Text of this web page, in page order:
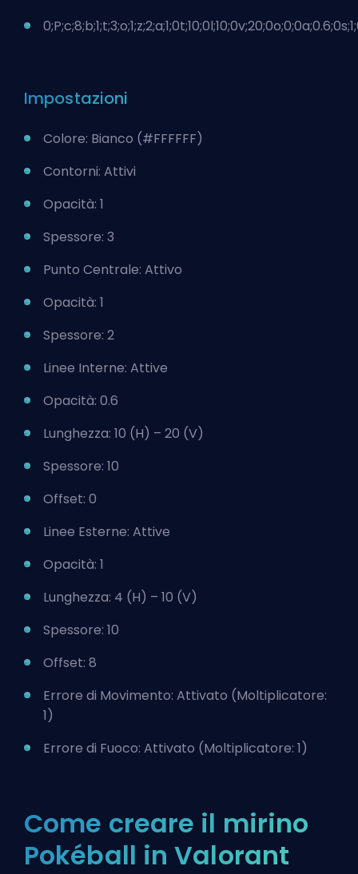
Impostazioni
Colore: Bianco (#FFFFFF)
Contorni: Attivi
Opacità: 1
Spessore: 3
Punto Centrale: Attivo
Opacità: 1
Spessore: 2
Linee Interne: Attive
Opacità: 0.6
Lunghezza: 10 (H) – 20 (V)
Spessore: 10
Offset: 0
Linee Esterne: Attive
Opacità: 1
Lunghezza: 4 (H) – 10 (V)
Spessore: 10
Offset: 8
Errore di Movimento: Attivato (Moltiplicatore:
1)
Errore di Fuoco: Attivato (Moltiplicatore: 1)
Come creare il mirino
Pokéball in Valorant